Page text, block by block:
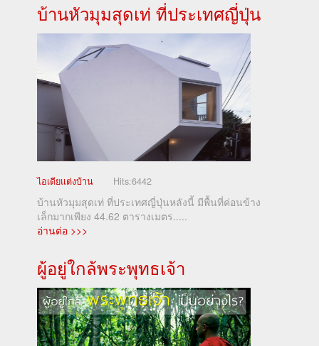
บ้านหัวมุมสุดเท่ ที่ประเทศญี่ปุ่น
ไอเดียแต่งบ้าน Hits:6442
บ้านหัวมุมสุดเท่ ที่ประเทศญี่ปุ่นหลังนี้ มีพื้นที่ค่อนข้าง
เล็กมากเพียง 44.62 ตารางเมตร.....
อ่านต่อ >>>
ผู้อยู่ใกล้พระพุทธเจ้า